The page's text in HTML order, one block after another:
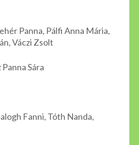
Panna, Pálfi Anna Mária,
Váczi Zsolt
Panna Sára
Fanni, Tóth Nanda,